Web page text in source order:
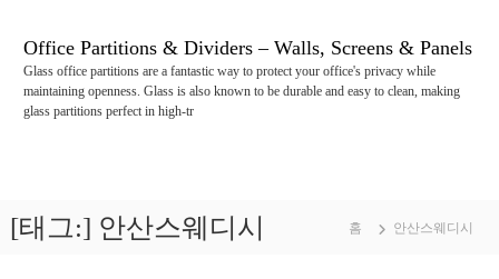
Office Partitions & Dividers – Walls, Screens & Panels
Glass office partitions are a fantastic way to protect your office's privacy while
maintaining openness. Glass is also known to be durable and easy to clean, making
glass partitions perfect in high-tr
[태그:] 안산스웨디시 홈 안산스웨디시